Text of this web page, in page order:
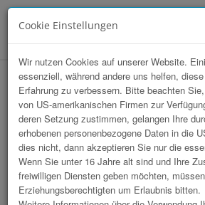
hr-lounge Mitte
Seminarhotel Grafengut
Cookie Einstellungen
Wir nutzen Cookies auf unserer Website.
essenziell, während andere uns helfen,
Erfahrung zu verbessern. Bitte beachten
von US-amerikanischen Firmen zur
deren Setzung zustimmen, gelangen Ihre
erhobenen personenbezogene Daten in die
dies nicht, dann akzeptieren Sie nur die
Wenn Sie unter 16 Jahre alt sind und Ihre
freiwilligen Diensten geben möchten,
Erziehungsberechtigten um Erlaubnis bitten.